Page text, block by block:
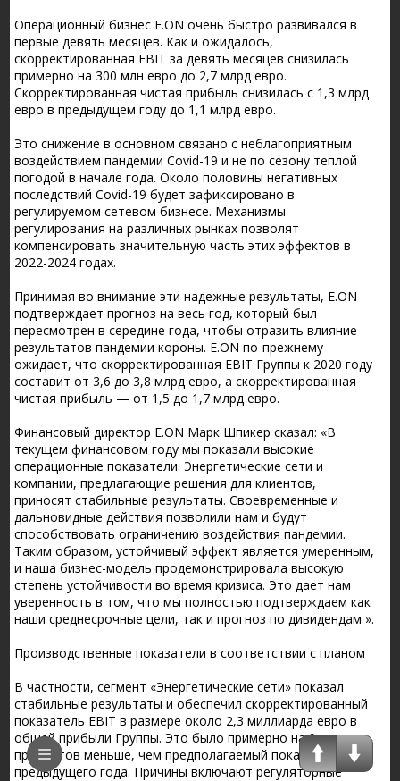
Операционный бизнес E.ON очень быстро развивался в
первые девять месяцев. Как и ожидалось,
скорректированная EBIT за девять месяцев снизилась
примерно на 300 млн евро до 2,7 млрд евро.
Скорректированная чистая прибыль снизилась с 1,3 млрд
евро в предыдущем году до 1,1 млрд евро.
Это снижение в основном связано с неблагоприятным
воздействием пандемии Covid-19 и не по сезону теплой
погодой в начале года. Около половины негативных
последствий Covid-19 будет зафиксировано в
регулируемом сетевом бизнесе. Механизмы
регулирования на различных рынках позволят
компенсировать значительную часть этих эффектов в
2022-2024 годах.
Принимая во внимание эти надежные результаты, E.ON
подтверждает прогноз на весь год, который был
пересмотрен в середине года, чтобы отразить влияние
результатов пандемии короны. E.ON по-прежнему
ожидает, что скорректированная EBIT Группы к 2020 году
составит от 3,6 до 3,8 млрд евро, а скорректированная
чистая прибыль — от 1,5 до 1,7 млрд евро.
Финансовый директор E.ON Марк Шпикер сказал: «В
текущем финансовом году мы показали высокие
операционные показатели. Энергетические сети и
компании, предлагающие решения для клиентов,
приносят стабильные результаты. Своевременные и
дальновидные действия позволили нам и будут
способствовать ограничению воздействия пандемии.
Таким образом, устойчивый эффект является умеренным,
и наша бизнес-модель продемонстрировала высокую
степень устойчивости во время кризиса. Это дает нам
уверенность в том, что мы полностью подтверждаем как
наши среднесрочные цели, так и прогноз по дивидендам ».
Производственные показатели в соответствии с планом
В частности, сегмент «Энергетические сети» показал
стабильные результаты и обеспечил скорректированный
показатель EBIT в размере около 2,3 миллиарда евро в
общей прибыли Группы. Это было примерно на 9
процентов меньше, чем предполагаемый показатель
предыдущего года. Причины включают регуляторные